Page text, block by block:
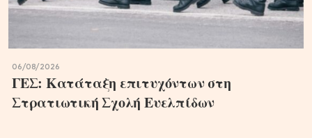
06/08/2026
ΓΕΣ: Κατάταξη επιτυχόντων στη
Στρατιωτική Σχολή Ευελπίδων